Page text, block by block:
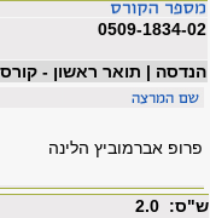
0509-1834-02
הנדסה | תואר ראשון -
פרופ אברמוביץ הלינה
ש"ס: 2.0